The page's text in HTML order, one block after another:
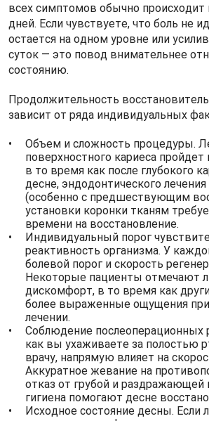
всех симптомов обычно происходит
дней. Если чувствуете, что боль не
остается на одном уровне или
суток — это повод внимательнее
состоянию.
Продолжительность
зависит от ряда индивидуальных
Объем и сложность процедуры.
поверхностного кариеса
в то время как после глубокого
десне, эндодонтического лечения
(особенно с предшествующим
установки коронки тканям
времени на восстановление.
Индивидуальный порог
реактивность организма. У
болевой порог и скорость
Некоторые пациенты отмечают
дискомфорт, в то время как
более выраженные ощущения при
лечении.
Соблюдение послеоперационных
как вы ухаживаете за полостью
врачу, напрямую влияет на
Аккуратное жевание на
отказ от грубой и
гигиена помогают десне
Исходное состояние десны. Если